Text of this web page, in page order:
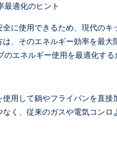
最適化のヒント
に使用できるため、現代の
、そのエネルギー効率を最
エネルギー使用を最適化する
用して鍋やフライパンを直
く、従来のガスや電気コンロ